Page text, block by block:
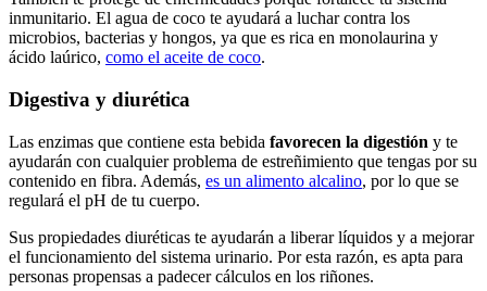
inmunitario. El agua de coco te ayudará a luchar contra los
microbios, bacterias y hongos, ya que es rica en monolaurina y
ácido laúrico, como el aceite de coco.
Digestiva y diurética
Las enzimas que contiene esta bebida favorecen la digestión y te
ayudarán con cualquier problema de estreñimiento que tengas por su
contenido en fibra. Además, es un alimento alcalino, por lo que se
regulará el pH de tu cuerpo.
Sus propiedades diuréticas te ayudarán a liberar líquidos y a mejorar
el funcionamiento del sistema urinario. Por esta razón, es apta para
personas propensas a padecer cálculos en los riñones.